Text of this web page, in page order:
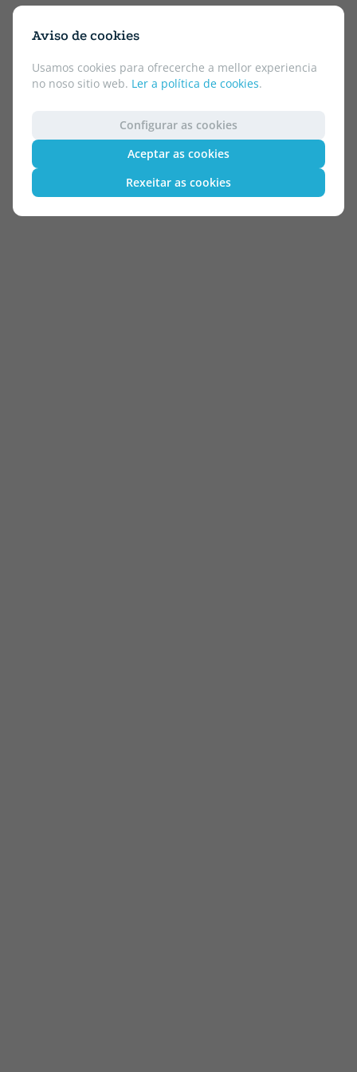
Aviso de cookies
Usamos cookies para ofrecerche a mellor experiencia
no noso sitio web. Ler a política de cookies.
Configurar as cookies
Aceptar as cookies
Rexeitar as cookies